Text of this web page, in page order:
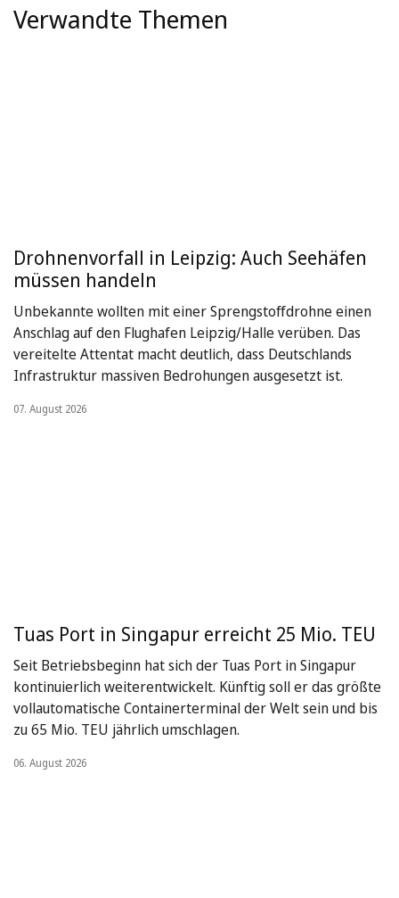
Verwandte Themen
Drohnenvorfall in Leipzig: Auch Seehäfen
müssen handeln
Unbekannte wollten mit einer Sprengstoffdrohne einen
Anschlag auf den Flughafen Leipzig/Halle verüben. Das
vereitelte Attentat macht deutlich, dass Deutschlands
Infrastruktur massiven Bedrohungen ausgesetzt ist.
07. August 2026
Tuas Port in Singapur erreicht 25 Mio. TEU
Seit Betriebsbeginn hat sich der Tuas Port in Singapur
kontinuierlich weiterentwickelt. Künftig soll er das größte
vollautomatische Containerterminal der Welt sein und bis
zu 65 Mio. TEU jährlich umschlagen.
06. August 2026